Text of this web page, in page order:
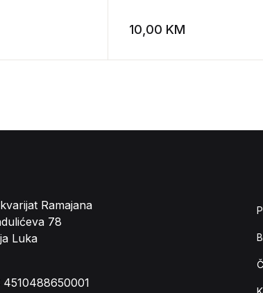
Add to wishlist
10,00 KM
Ramajana
78
Luka
4510488650001